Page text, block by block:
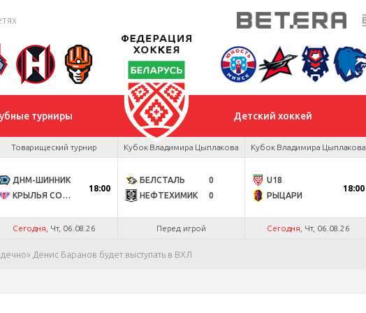
турниры Детский хоккей
Товарищеский турнир
ДНМ-ШИННИК
КРЫЛЬЯ СОВЕТОВ
18:00
Сегодня , Чт, 06.08.26
Кубок Владимира Цыплакова
БЕЛСТАЛЬ
0
НЕФТЕХИМИК
0
Перед игрой
Кубок Владимира Цыплакова
U18
РЫЦАРИ
18:00
Сегодня , Чт, 06.08.26
Денис Баранов будет выступать в ВХЛ